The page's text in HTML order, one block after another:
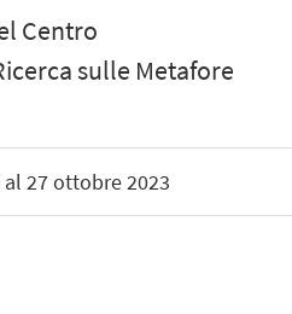
Centro
sulle Metafore
27 ottobre 2023